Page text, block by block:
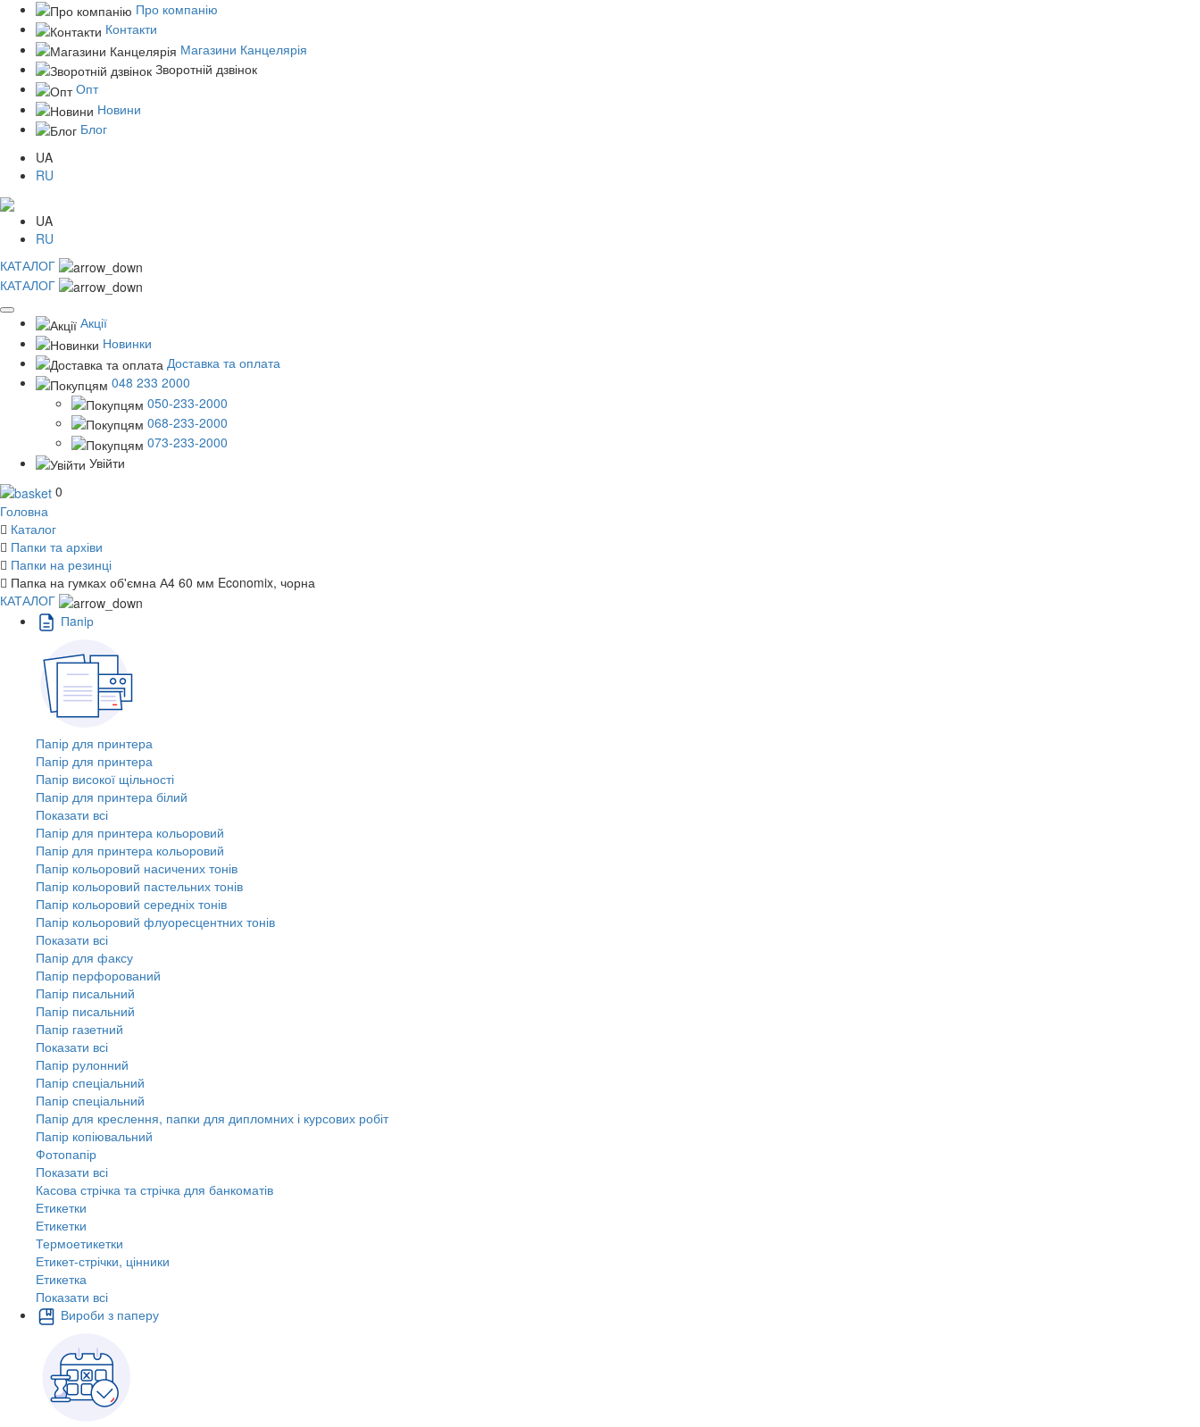
Про компанію
Контакти
Магазини Канцелярія
Зворотній дзвінок
Опт
Новини
Блог
UA
RU
UA
RU
КАТАЛОГ
КАТАЛОГ
Акції
Новинки
Доставка та оплата
048 233 2000
050-233-2000
068-233-2000
073-233-2000
Увійти
0
Головна
Каталог
Папки та архіви
Папки на резинці
Папка на гумках об'ємна А4 60 мм Economix, чорна
КАТАЛОГ
Пaпiр
Папір для принтера
Папір для принтера
Папір високої щільності
Папір для принтера білий
Показати всі
Папір для принтера кольоровий
Папір для принтера кольоровий
Папір кольоровий насичених тонів
Папір кольоровий пастельних тонів
Папір кольоровий середніх тонів
Папір кольоровий флуоресцентних тонів
Показати всі
Папір для факсу
Папір перфорований
Папір писальний
Папір писальний
Папір газетний
Показати всі
Папір рулонний
Папір спеціальний
Папір спеціальний
Папір для креслення, папки для дипломних і курсових робіт
Папір копіювальний
Фотопапір
Показати всі
Касова стрічка та стрічка для банкоматів
Етикетки
Етикетки
Термоетикетки
Етикет-стрічки, цінники
Етикетка
Показати всі
Вироби з паперу